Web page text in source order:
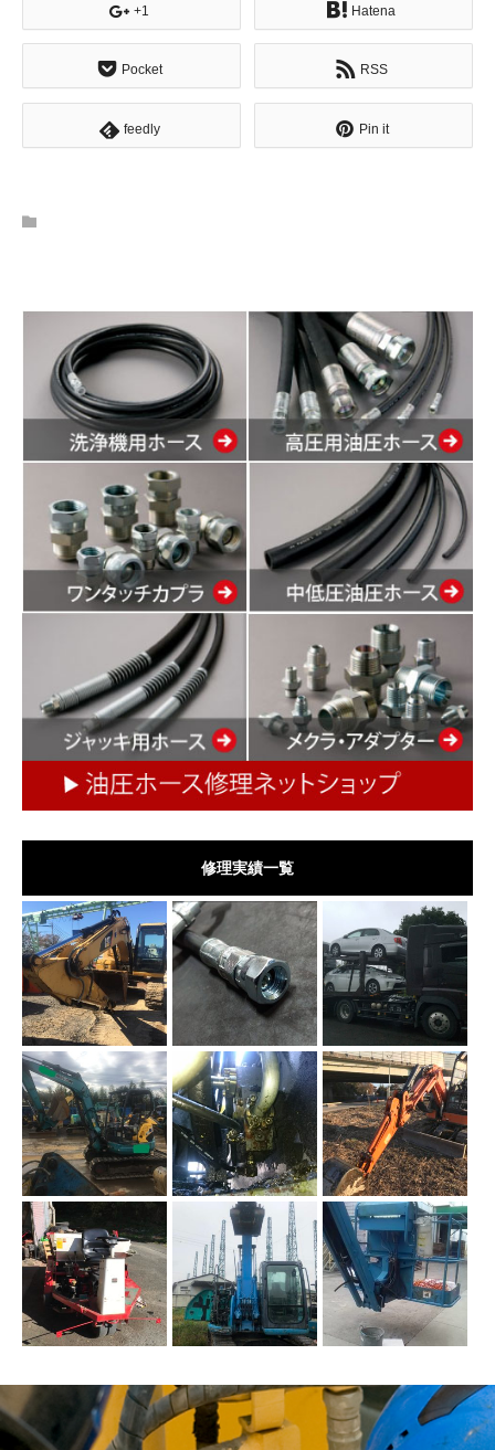
+1 Hatena
Pocket RSS
feedly Pin it
修理実績一覧